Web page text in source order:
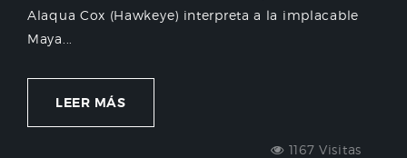
Alaqua Cox (Hawkeye) interpreta a la implacable
Maya...
LEER MÁS
1167 Visitas